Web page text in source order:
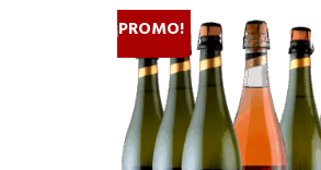
¡PROMO!